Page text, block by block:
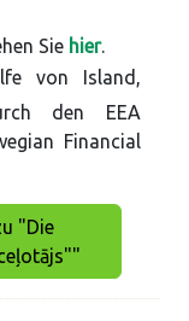
Sie hier.
von Island,
den EEA
Financial
"Die